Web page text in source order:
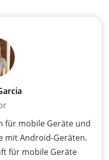
für mobile Geräte und
mit Android-Geräten.
für mobile Geräte